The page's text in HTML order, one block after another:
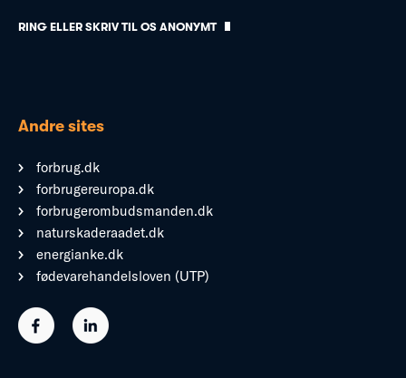
RING ELLER SKRIV TIL OS ANONYMT
Andre sites
forbrug.dk
forbrugereuropa.dk
forbrugerombudsmanden.dk
naturskaderaadet.dk
energianke.dk
fødevarehandelsloven (UTP)